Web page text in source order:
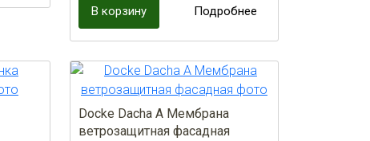
В корзину Подробнее
Docke Dacha A Мембрана
ветрозащитная фасадная